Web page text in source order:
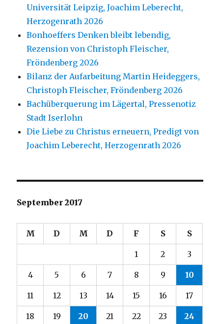
Universität Leipzig, Joachim Leberecht,
Herzogenrath 2026
Bonhoeffers Denken bleibt lebendig,
Rezension von Christoph Fleischer,
Fröndenberg 2026
Bilanz der Aufarbeitung Martin Heideggers,
Christoph Fleischer, Fröndenberg 2026
Bachüberquerung im Lägertal, Pressenotiz
Stadt Iserlohn
Die Liebe zu Christus erneuern, Predigt von
Joachim Leberecht, Herzogenrath 2026
September 2017
M D M D F S S
1 2 3
4 5 6 7 8 9 10
11 12 13 14 15 16 17
18 19 20 21 22 23 24